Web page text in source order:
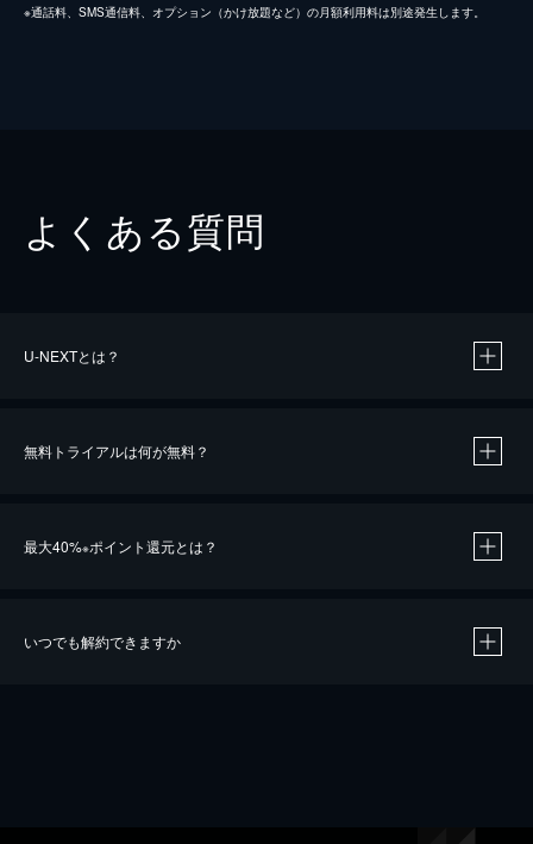
※通話料、SMS通信料、オプション（かけ放題など）の月額利用料は別途発生します。
よくある質問
U-NEXTとは？
無料トライアルは何が無料？
最大40%※ポイント還元とは？
いつでも解約できますか